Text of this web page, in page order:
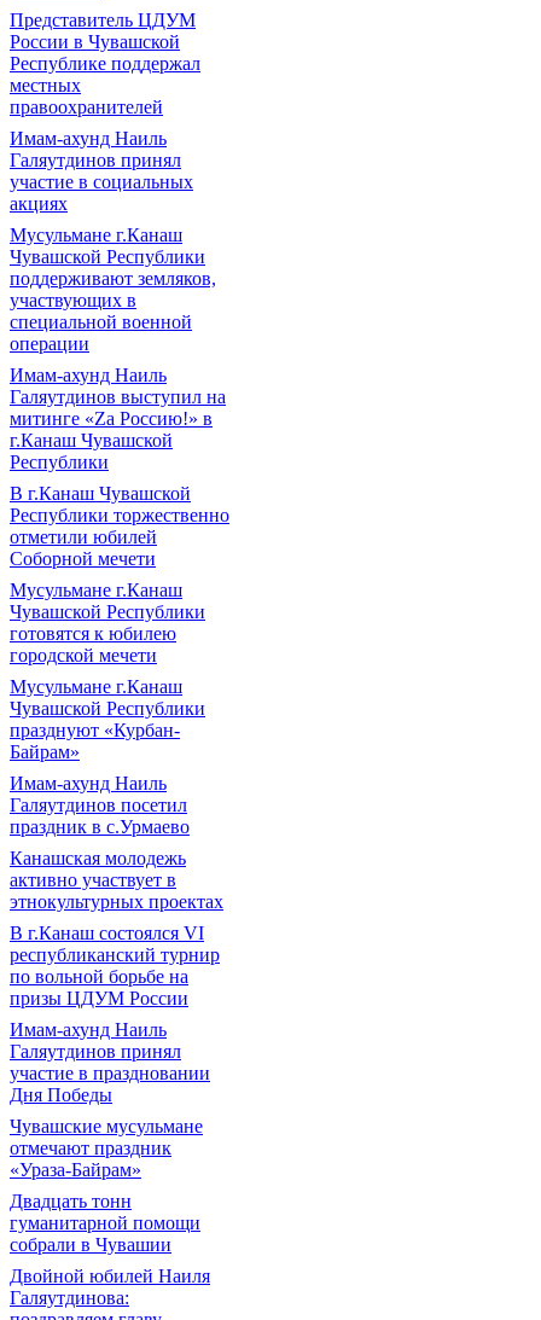
Представитель ЦДУМ
России в Чувашской
Республике поддержал
местных
правоохранителей
Имам-ахунд Наиль
Галяутдинов принял
участие в социальных
акциях
Мусульмане г.Канаш
Чувашской Республики
поддерживают земляков,
участвующих в
специальной военной
операции
Имам-ахунд Наиль
Галяутдинов выступил на
митинге «Zа Россию!» в
г.Канаш Чувашской
Республики
В г.Канаш Чувашской
Республики торжественно
отметили юбилей
Соборной мечети
Мусульмане г.Канаш
Чувашской Республики
готовятся к юбилею
городской мечети
Мусульмане г.Канаш
Чувашской Республики
празднуют «Курбан-
Байрам»
Имам-ахунд Наиль
Галяутдинов посетил
праздник в с.Урмаево
Канашская молодежь
активно участвует в
этнокультурных проектах
В г.Канаш состоялся VI
республиканский турнир
по вольной борьбе на
призы ЦДУМ России
Имам-ахунд Наиль
Галяутдинов принял
участие в праздновании
Дня Победы
Чувашские мусульмане
отмечают праздник
«Ураза-Байрам»
Двадцать тонн
гуманитарной помощи
собрали в Чувашии
Двойной юбилей Наиля
Галяутдинова: